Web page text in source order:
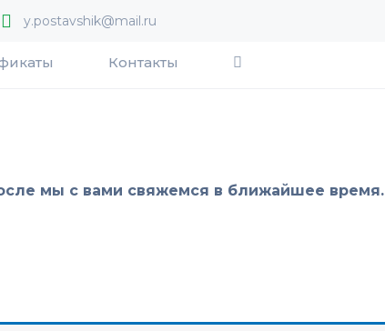
y.postavshik@mail.ru
Контакты Search
мы с вами свяжемся в ближайшее время.